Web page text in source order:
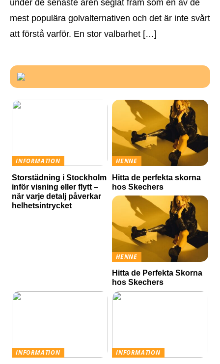
under de senaste åren seglat fram som en av de
mest populära golvalternativen och det är inte svårt
att förstå varför. En stor valbarhet […]
INFORMATION
Storstädning i Stockholm
inför visning eller flytt –
när varje detalj påverkar
helhetsintrycket
HENNE
Hitta de perfekta skorna
hos Skechers
HENNE
Hitta de Perfekta Skorna
hos Skechers
INFORMATION
INFORMATION